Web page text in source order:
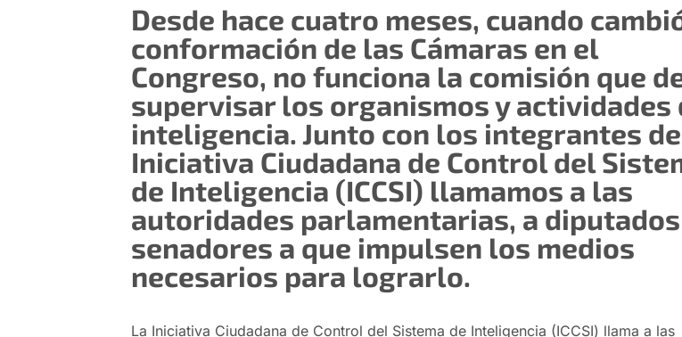
Desde hace cuatro meses, cuando
conformación de las Cámaras en el
Congreso, no funciona la comisión que
supervisar los organismos y actividades
inteligencia. Junto con los integrantes de
Iniciativa Ciudadana de Control del
de Inteligencia (ICCSI) llamamos a las
autoridades parlamentarias, a
senadores a que impulsen los medios
necesarios para lograrlo.
La Iniciativa Ciudadana de Control del Sistema de Inteligencia (ICCSI) llama a las